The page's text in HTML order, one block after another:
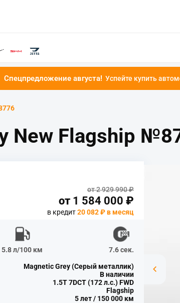
августа!Успейте купить автомобиль по
New Flagship
от 2 929 990 ₽
от 1 584 000 ₽
в кредит20 082 ₽ в месяц
5.8 л/100 км 7.6 сек.
Magnetic Grey (Серый металлик)
В наличии
1.5T 7DCT (172 л.с.) FWD
Flagship
5 лет / 150 000 км